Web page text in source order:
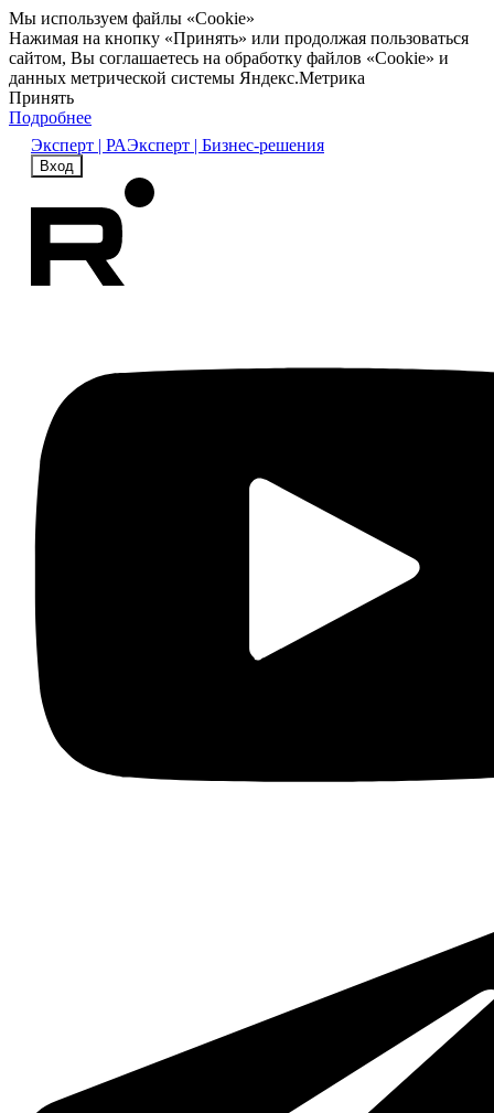
Мы используем файлы «Cookie»
Нажимая на кнопку «Принять» или продолжая пользоваться
сайтом, Вы соглашаетесь на обработку файлов «Cookie» и
данных метрической системы Яндекс.Метрика
Принять
Подробнее
Эксперт | РАЭксперт | Бизнес-решения
Вход